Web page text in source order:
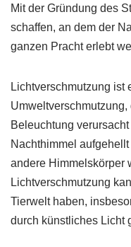
Mit der Gründung des
schaffen, an dem der
ganzen Pracht erlebt
Lichtverschmutzung ist
Beleuchtung
Nachthimmel
andere Himmelskörper
Lichtverschmutzung
Tierwelt haben,
durch künstliches Licht